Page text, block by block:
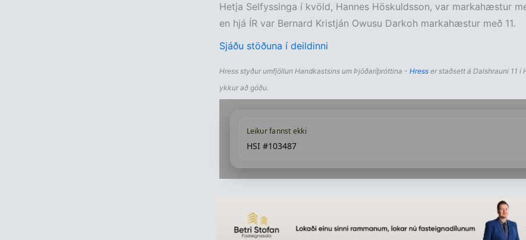
Hetja Selfyssinga í kvöld, Hannes Höskuldsson, var markahæstur
en hjá ÍR var Bernard Kristján Owusu Darkoh markahæstur með 11.
Sjáðu stöðuna í deildinni
Hress styður umfjöllun Handkastsins um Þjóðaríþróttina - Hresser staðsett á Dalshrauni 11 í
ykkur að góðu.
Leikur fannst ekki
HSI #103487